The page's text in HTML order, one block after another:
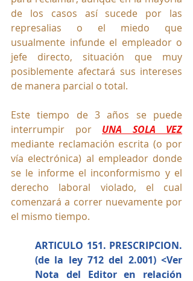
de los casos así sucede por las
represalias o el miedo que
usualmente infunde el empleador o
jefe directo, situación que muy
posiblemente afectará sus intereses
de manera parcial o total.
Este tiempo de 3 años se puede
interrumpir por UNA SOLA VEZ
mediante reclamación escrita (o por
vía electrónica) al empleador donde
se le informe el inconformismo y el
derecho laboral violado, el cual
comenzará a correr nuevamente por
el mismo tiempo.
ARTICULO 151. PRESCRIPCION.
(de la ley 712 del 2.001) <Ver
Nota del Editor en relación